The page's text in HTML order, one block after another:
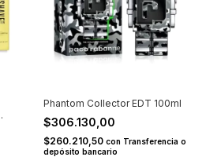
Phantom Collector EDT 100ml
$306.130,00
$260.210,50 con Transferencia o
depósito bancario